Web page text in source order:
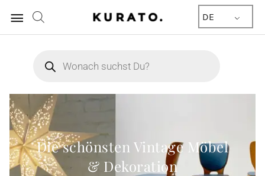
DE
Hauptmenü
Die schönsten Vintage Möbel
& Dekoration